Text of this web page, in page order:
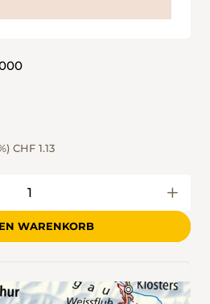
CHF 1.13
WARENKORB